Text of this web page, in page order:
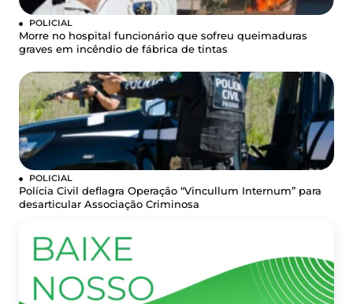
POLICIAL
Morre no hospital funcionário que sofreu queimaduras
graves em incêndio de fábrica de tintas
POLICIAL
Polícia Civil deflagra Operação “Vincullum Internum” para
desarticular Associação Criminosa